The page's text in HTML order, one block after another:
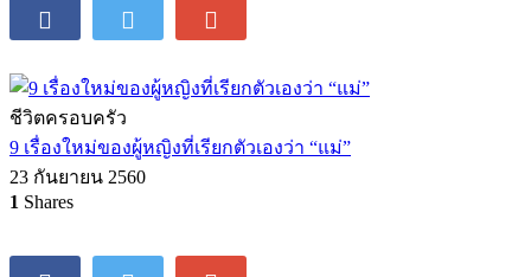
ชีวิตครอบครัว
9 เรื่องใหม่ของผู้หญิงที่เรียกตัวเองว่า “แม่”
23 กันยายน 2560
1 Shares